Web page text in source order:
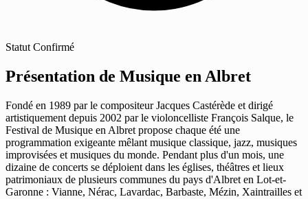
Statut Confirmé
Présentation de Musique en Albret
Fondé en 1989 par le compositeur Jacques Castérède et dirigé
artistiquement depuis 2002 par le violoncelliste François Salque, le
Festival de Musique en Albret propose chaque été une
programmation exigeante mêlant musique classique, jazz, musiques
improvisées et musiques du monde. Pendant plus d'un mois, une
dizaine de concerts se déploient dans les églises, théâtres et lieux
patrimoniaux de plusieurs communes du pays d'Albret en Lot-et-
Garonne : Vianne, Nérac, Lavardac, Barbaste, Mézin, Xaintrailles et